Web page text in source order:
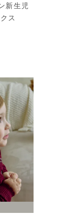
新生児
ス